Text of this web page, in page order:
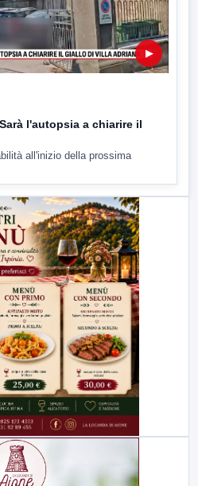
▶
l'autopsia a chiarire il
all'inizio della prossima